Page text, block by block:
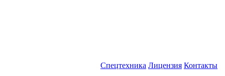
Спецтехника Лицензия Контакты